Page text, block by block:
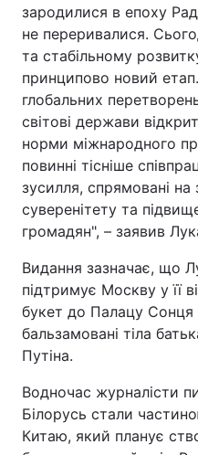
Тема оформлення
зародилися в епоху
не переривалися.
та стабільному
принципово новий
глобальних
світові держави
норми міжнародного
повинні тісніше
зусилля, спрямовані на
суверенітету та
громадян", – заявив
Видання зазначає, що
підтримує Москву у її
букет до Палацу Сонця
бальзамовані тіла
Путіна.
Водночас журналісти
Білорусь стали
Китаю, який планує